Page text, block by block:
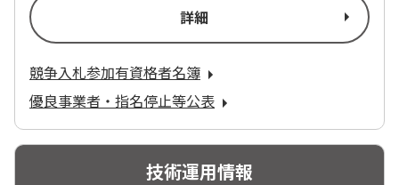
詳細
競争入札参加有資格者名簿
優良事業者・指名停止等公表
技術運用情報